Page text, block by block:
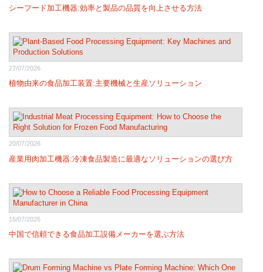
シーフード加工機器:効率と製品の品質を向上させる方法
27/07/2026
植物由来の食品加工装置:主要機械と生産ソリューション
20/07/2026
産業用肉加工機器:冷凍食品製造に最適なソリューションの選び方
15/07/2026
中国で信頼できる食品加工設備メーカーを選ぶ方法